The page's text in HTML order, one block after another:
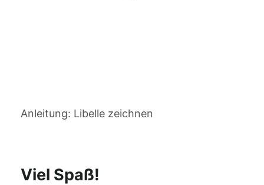
Anleitung: Libelle zeichnen
Viel Spaß!